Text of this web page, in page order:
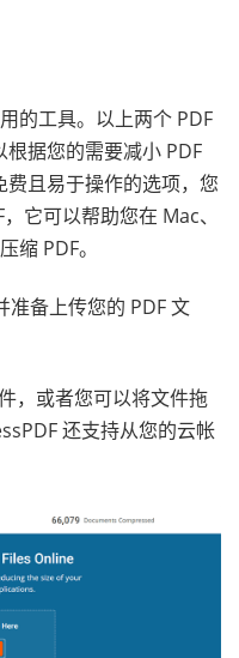
的工具。以上两个 PDF
据您的需要减小 PDF
且易于操作的选项，您
它可以帮助您在 Mac、
缩 PDF。
备上传您的 PDF 文
，或者您可以将文件拖
还支持从您的云帐